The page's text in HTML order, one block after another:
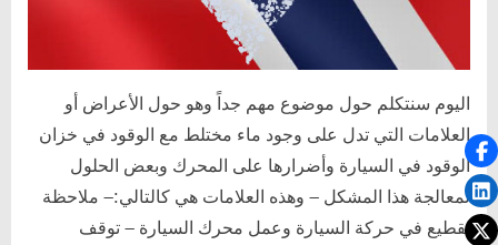
اليوم سنتكلم حول موضوع مهم جداً وهو حول الأعراض أو
العلامات التي تدل على وجود ماء مختلط مع الوقود في خزان
الوقود في السيارة وأضرارها على المحرك وبعض الحلول
لمعالجة هذا المشكل – وهذه العلامات هي كالتالي:– ملاحظة
تقطيع في حركة السيارة وعمل محرك السيارة – توقف